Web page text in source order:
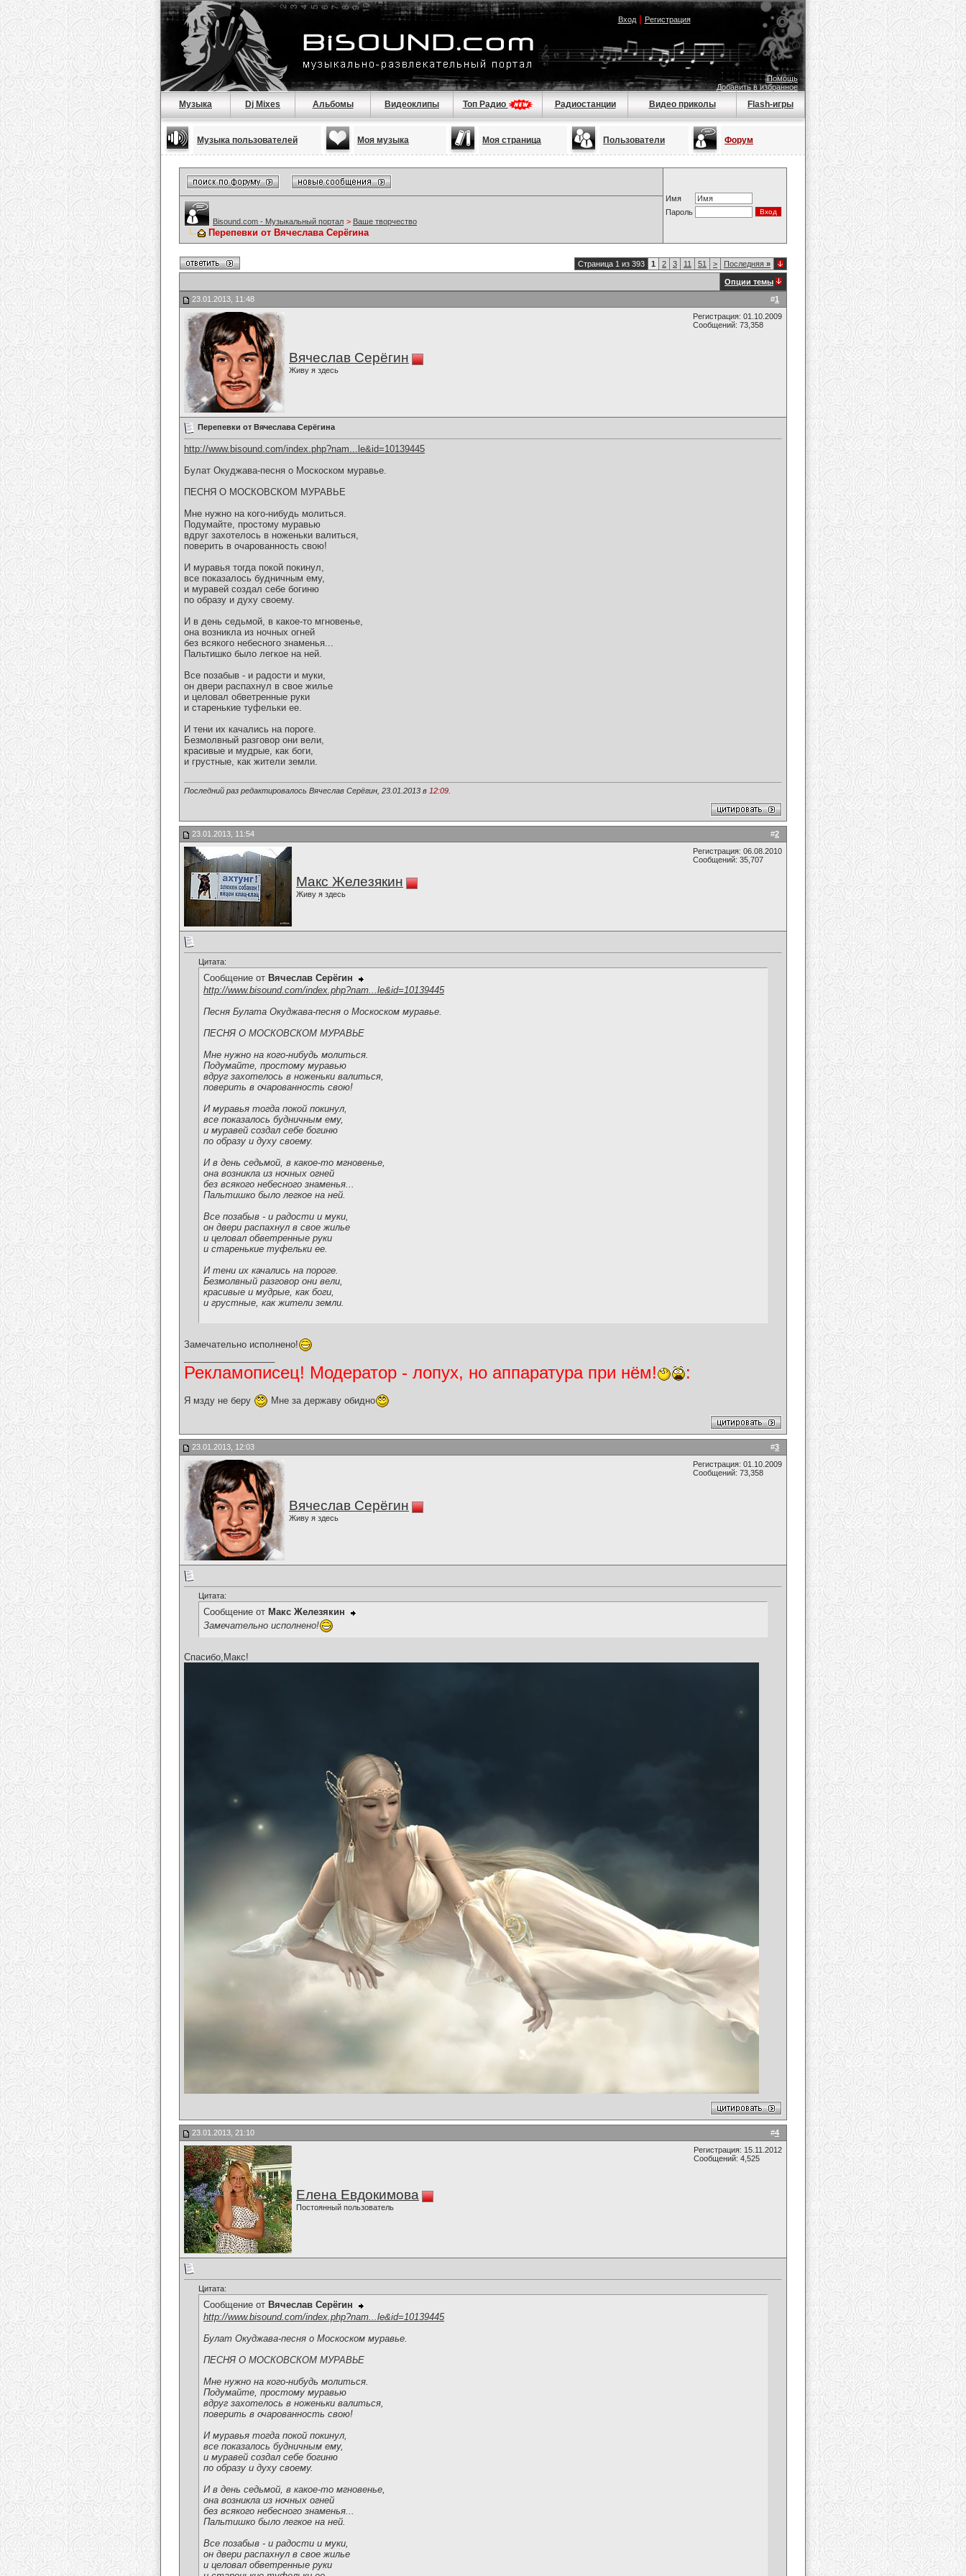
Вход| Регистрация
Помощь
Добавить в избранное
Музыка Dj Mixes Альбомы Видеоклипы Топ Радио Радиостанции Видео приколы Flash-игры
Музыка пользователей Моя музыка Моя страница Пользователи Форум
Имя
Пароль
Bisound.com - Музыкальный портал > Ваше творчество
Перепевки от Вячеслава Серёгина
Страница 1 из 393 1 2 3 11 51 > Последняя »
Опции темы
#1
23.01.2013, 11:48
Вячеслав Серёгин
Живу я здесь
Регистрация: 01.10.2009
Сообщений: 73,358
Перепевки от Вячеслава Серёгина
http://www.bisound.com/index.php?nam...le&id=10139445
Булат Окуджава-песня о Москоском муравье.
ПЕСНЯ О МОСКОВСКОМ МУРАВЬЕ
Мне нужно на кого-нибудь молиться.
Подумайте, простому муравью
вдруг захотелось в ноженьки валиться,
поверить в очарованность свою!
И муравья тогда покой покинул,
все показалось будничным ему,
и муравей создал себе богиню
по образу и духу своему.
И в день седьмой, в какое-то мгновенье,
она возникла из ночных огней
без всякого небесного знаменья...
Пальтишко было легкое на ней.
Все позабыв - и радости и муки,
он двери распахнул в свое жилье
и целовал обветренные руки
и старенькие туфельки ее.
И тени их качались на пороге.
Безмолвный разговор они вели,
красивые и мудрые, как боги,
и грустные, как жители земли.
Последний раз редактировалось Вячеслав Серёгин, 23.01.2013 в 12:09
#2
23.01.2013, 11:54
Макс Железякин
Живу я здесь
Регистрация: 06.08.2010
Сообщений: 35,707
Цитата:
Сообщение от Вячеслав Серёгин
http://www.bisound.com/index.php?nam...le&id=10139445
Песня Булата Окуджава-песня о Москоском муравье.
ПЕСНЯ О МОСКОВСКОМ МУРАВЬЕ
Мне нужно на кого-нибудь молиться.
Подумайте, простому муравью
вдруг захотелось в ноженьки валиться,
поверить в очарованность свою!
И муравья тогда покой покинул,
все показалось будничным ему,
и муравей создал себе богиню
по образу и духу своему.
И в день седьмой, в какое-то мгновенье,
она возникла из ночных огней
без всякого небесного знаменья...
Пальтишко было легкое на ней.
Все позабыв - и радости и муки,
он двери распахнул в свое жилье
и целовал обветренные руки
и старенькие туфельки ее.
И тени их качались на пороге.
Безмолвный разговор они вели,
красивые и мудрые, как боги,
и грустные, как жители земли.
Замечательно исполнено!
Рекламописец! Модератор - лопух, но аппаратура при нём! :
Я мзду не беру Мне за державу обидно
#3
23.01.2013, 12:03
Вячеслав Серёгин
Живу я здесь
Регистрация: 01.10.2009
Сообщений: 73,358
Цитата:
Сообщение от Макс Железякин
Замечательно исполнено!
Спасибо,Макс!
#4
23.01.2013, 21:10
Елена Евдокимова
Постоянный пользователь
Регистрация: 15.11.2012
Сообщений: 4,525
Цитата:
Сообщение от Вячеслав Серёгин
http://www.bisound.com/index.php?nam...le&id=10139445
Булат Окуджава-песня о Москоском муравье.
ПЕСНЯ О МОСКОВСКОМ МУРАВЬЕ
Мне нужно на кого-нибудь молиться.
Подумайте, простому муравью
вдруг захотелось в ноженьки валиться,
поверить в очарованность свою!
И муравья тогда покой покинул,
все показалось будничным ему,
и муравей создал себе богиню
по образу и духу своему.
И в день седьмой, в какое-то мгновенье,
она возникла из ночных огней
без всякого небесного знаменья...
Пальтишко было легкое на ней.
Все позабыв - и радости и муки,
он двери распахнул в свое жилье
и целовал обветренные руки